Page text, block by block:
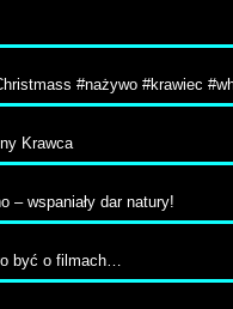
#nażywo #krawiec
Krawca
– wspaniały dar natury!
być o filmach…